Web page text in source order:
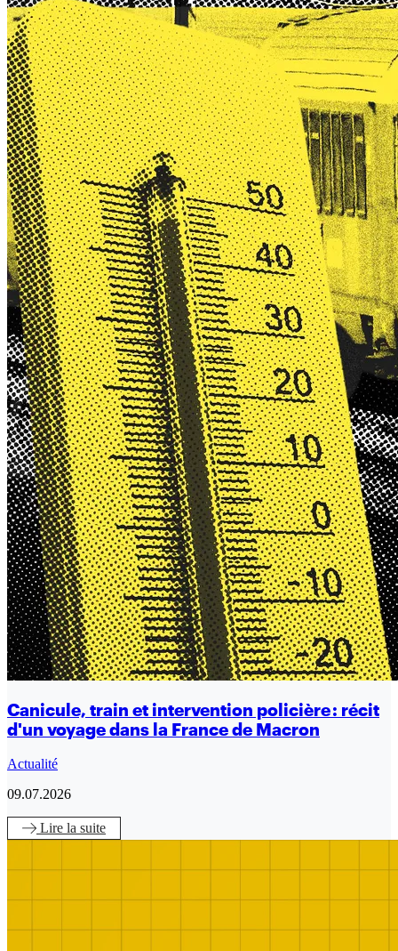
Canicule, train et intervention policière : récit
d'un voyage dans la France de Macron
Actualité
09.07.2026
Lire la suite